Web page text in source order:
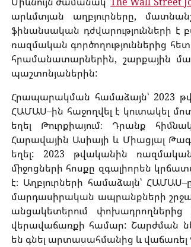
արևմտյան
աղբյուրները,
ֆինանսական դժվարությունների է
ռազմական գործողություններից
հրամանատարներին, շարքային
պաշտոնյաներին:
Հրապարակման համաձայն՝2023
ՀԱՄԱՍ–ին հաջողվել է կուտակել
եղել
Թուրքիայում։ Դրանք
Հարավային Ասիայի և Միացյալ
եղել: 2023 թվականին
միջոցների հոսքը զգալիորեն
է։ Աղբյուրների համաձայն՝ ՀԱՄԱՍ–
մարդասիրական ապրանքների
անցակետերում
փոխադրողներից
վերավաճառքի համար: Շարժման
են գնել արտասահմանից և վաճառել